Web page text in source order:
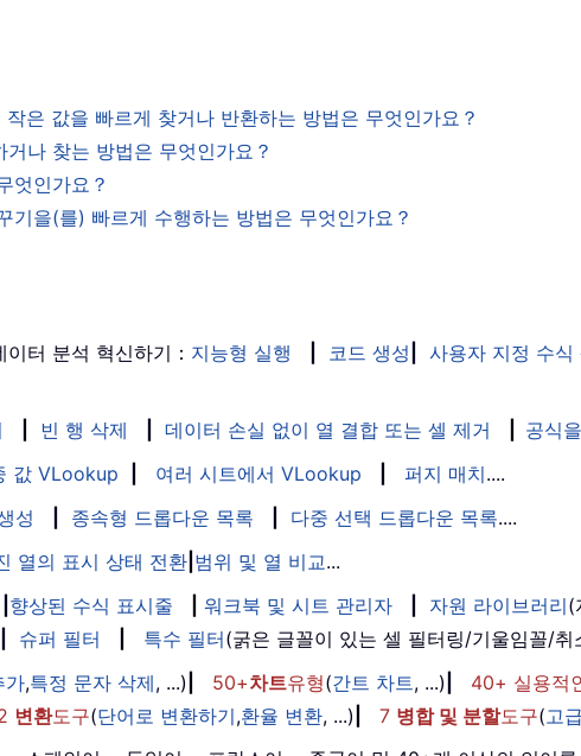
은 값을 빠르게 찾거나 반환하는 방법은 무엇인가요？
나 찾는 방법은 무엇인가요？
엇인가요？
을(를) 빠르게 수행하는 방법은 무엇인가요？
터 분석 혁신하기： 지능형 실행 코드 생성
사용자 지정 수식
빈 행 삭제 데이터 손실 없이 열 결합 또는 셀 제거
공식
값 VLookup 여러 시트에서 VLookup 퍼지 매치....
성 종속형 드롭다운 목록 다중 선택 드롭다운 목록....
열의 표시 상태 전환 범위 및 열 비교...
향상된 수식 표시줄 워크북 및 시트 관리자 자원 라이브러리(
슈퍼 필터 특수 필터(굵은 글꼴이 있는 셀 필터링/기울임꼴/취
가,특정 문자 삭제, ...) 50+차트유형(간트 차트, ...)
40+ 실용적
변환도구(단어로 변환하기,환율 변환, ...) 7 병합 및 분할도구(고